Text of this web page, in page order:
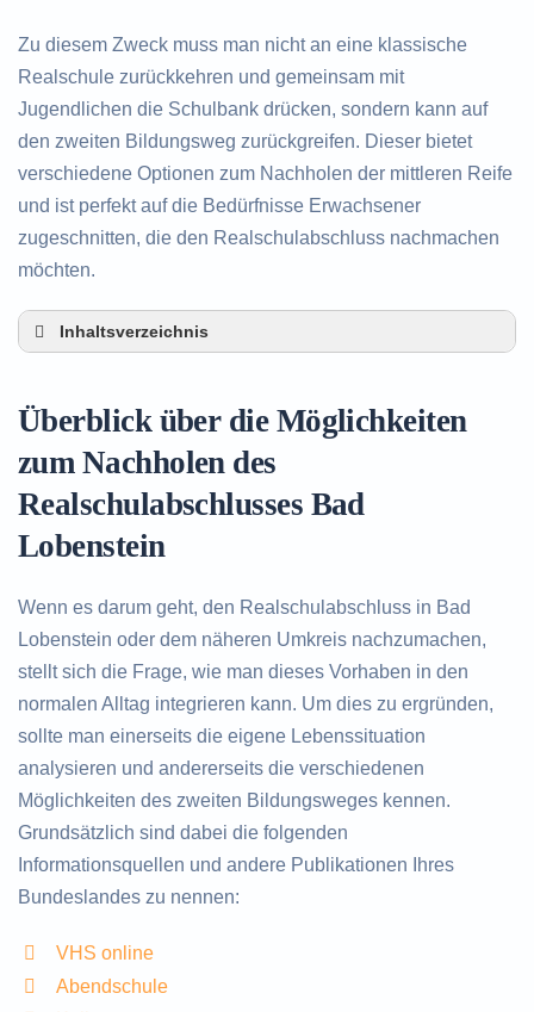
Zu diesem Zweck muss man nicht an eine klassische
Realschule zurückkehren und gemeinsam mit
Jugendlichen die Schulbank drücken, sondern kann auf
den zweiten Bildungsweg zurückgreifen. Dieser bietet
verschiedene Optionen zum Nachholen der mittleren Reife
und ist perfekt auf die Bedürfnisse Erwachsener
zugeschnitten, die den Realschulabschluss nachmachen
möchten.
Inhaltsverzeichnis
Alternativen zum nachträglichen Erwerb des
Realschulabschlusses in Bad Lobenstein
Nachholen des Realschulabschlusses
Überblick über die Möglichkeiten
zum Nachholen des
Realschulabschlusses Bad
Lobenstein
Wenn es darum geht, den Realschulabschluss in Bad
Lobenstein oder dem näheren Umkreis nachzumachen,
stellt sich die Frage, wie man dieses Vorhaben in den
normalen Alltag integrieren kann. Um dies zu ergründen,
sollte man einerseits die eigene Lebenssituation
analysieren und andererseits die verschiedenen
Möglichkeiten des zweiten Bildungsweges kennen.
Grundsätzlich sind dabei die folgenden
Informationsquellen und andere Publikationen Ihres
Bundeslandes zu nennen:
VHS online
Abendschule